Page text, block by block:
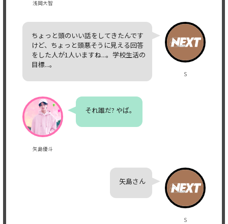
浅岡大智
S
ちょっと頭のいい話をしてきたんです
けど、ちょっと頭悪そうに見える回答
をした人が1人いますね...。学校生活の
目標...。
矢島優斗
それ誰だ? やば。
S
矢島さん